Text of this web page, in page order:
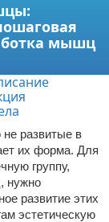
мышц
развитые в
их форма. Для
группу,
нужно
развитие этих
эстетическую